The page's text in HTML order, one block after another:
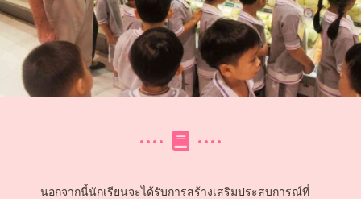
นอกจากนี้นักเรียนจะได้รับการสร้างเสริมประสบการณ์ที่